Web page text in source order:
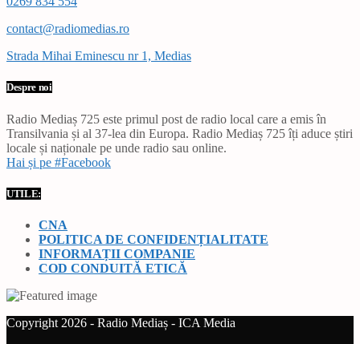
contact@radiomedias.ro
Strada Mihai Eminescu nr 1, Medias
Despre noi
Radio Mediaș 725 este primul post de radio local care a emis în
Transilvania și al 37-lea din Europa. Radio Mediaș 725 îți aduce știri
locale și naționale pe unde radio sau online.
Hai și pe #Facebook
UTILE:
CNA
POLITICA DE CONFIDENȚIALITATE
INFORMAȚII COMPANIE
COD CONDUITĂ ETICĂ
Copyright 2026 - Radio Mediaș - ICA Media